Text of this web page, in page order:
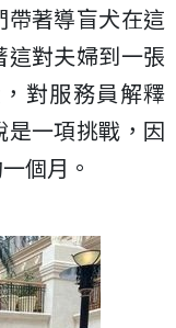
著導盲犬在這
對夫婦到一張
對服務員解釋
一項挑戰，因
個月。